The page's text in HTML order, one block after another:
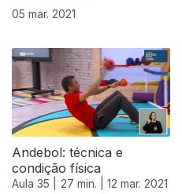
05 mar. 2021
Andebol: técnica e
condição física
Aula 35 | 27 min. | 12 mar. 2021
530869